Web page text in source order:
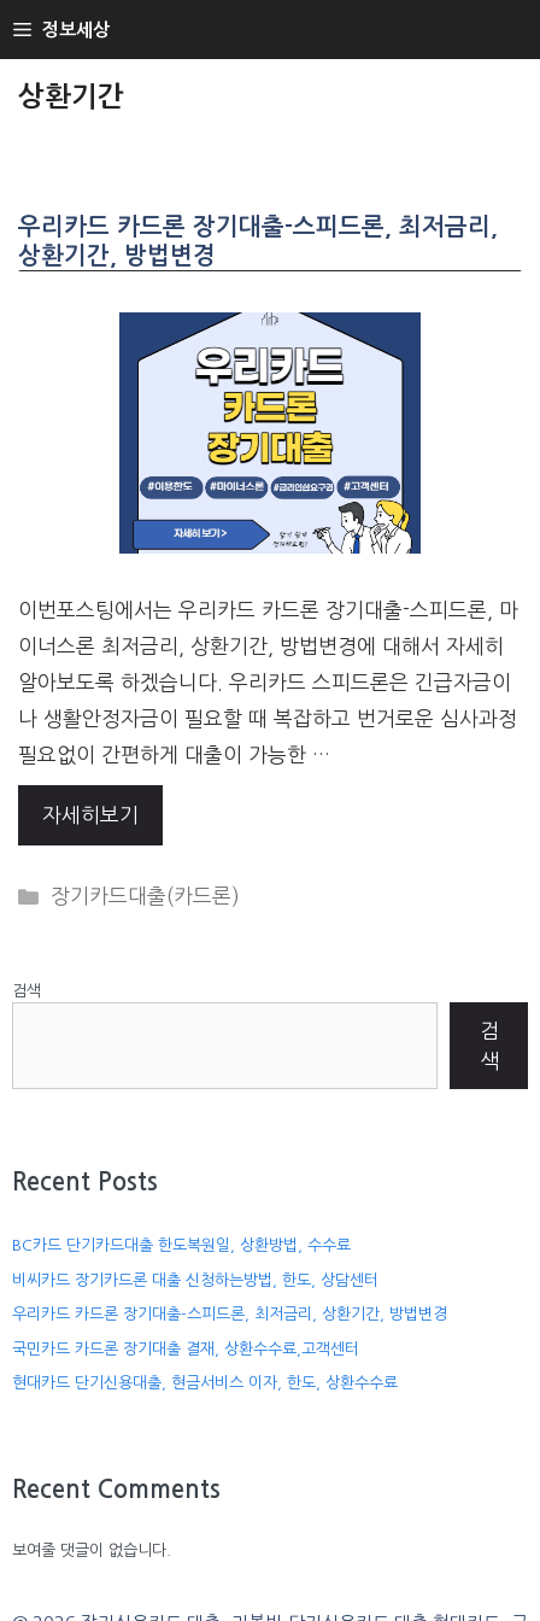
TO
정보세상
상환기간
우리카드 카드론 장기대출-스피드론, 최저금리,
상환기간, 방법변경
이번포스팅에서는 우리카드 카드론 장기대출-스피드론, 마
이너스론 최저금리, 상환기간, 방법변경에 대해서 자세히
알아보도록 하겠습니다. 우리카드 스피드론은 긴급자금이
나 생활안정자금이 필요할 때 복잡하고 번거로운 심사과정
필요없이 간편하게 대출이 가능한 …
자세히보기
CATEGORIES
장기카드대출(카드론)
검색
검
색
Recent Posts
BC카드 단기카드대출 한도복원일, 상환방법, 수수료
비씨카드 장기카드론 대출 신청하는방법, 한도, 상담센터
우리카드 카드론 장기대출-스피드론, 최저금리, 상환기간, 방법변경
국민카드 카드론 장기대출 결재, 상환수수료,고객센터
현대카드 단기신용대출, 현금서비스 이자, 한도, 상환수수료
Recent Comments
보여줄 댓글이 없습니다.